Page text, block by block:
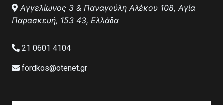
Αγγελίωνος 3 & Παναγούλη Αλέκου 108, Αγία
Παρασκευή, 153 43, Ελλάδα
21 0601 4104
fordkos@otenet.gr